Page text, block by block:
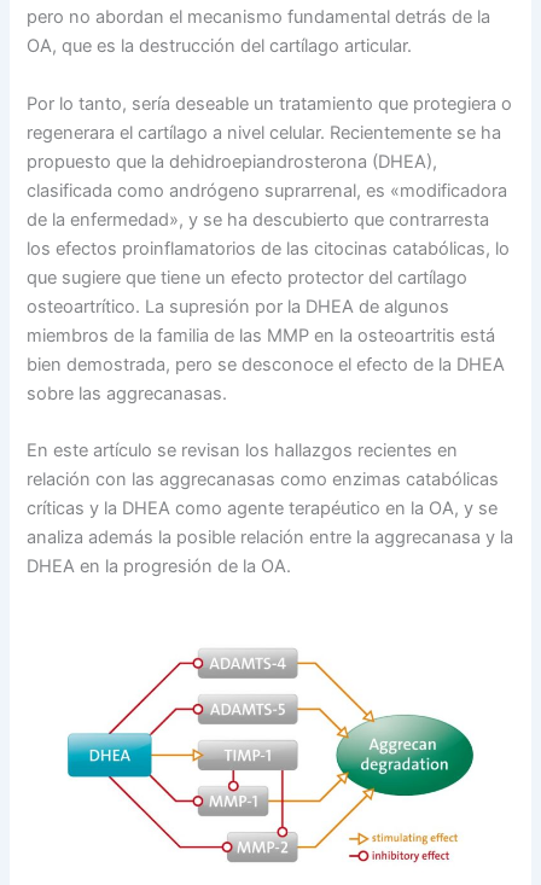
pero no abordan el mecanismo fundamental detrás de la
OA, que es la destrucción del cartílago articular.
Por lo tanto, sería deseable un tratamiento que protegiera o
regenerara el cartílago a nivel celular. Recientemente se ha
propuesto que la dehidroepiandrosterona (DHEA),
clasificada como andrógeno suprarrenal, es «modificadora
de la enfermedad», y se ha descubierto que contrarresta
los efectos proinflamatorios de las citocinas catabólicas, lo
que sugiere que tiene un efecto protector del cartílago
osteoartrítico. La supresión por la DHEA de algunos
miembros de la familia de las MMP en la osteoartritis está
bien demostrada, pero se desconoce el efecto de la DHEA
sobre las aggrecanasas.
En este artículo se revisan los hallazgos recientes en
relación con las aggrecanasas como enzimas catabólicas
críticas y la DHEA como agente terapéutico en la OA, y se
analiza además la posible relación entre la aggrecanasa y la
DHEA en la progresión de la OA.